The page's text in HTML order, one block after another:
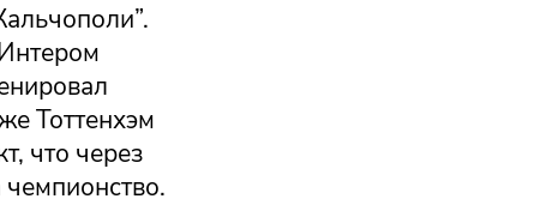
Тоттенхэм
что через